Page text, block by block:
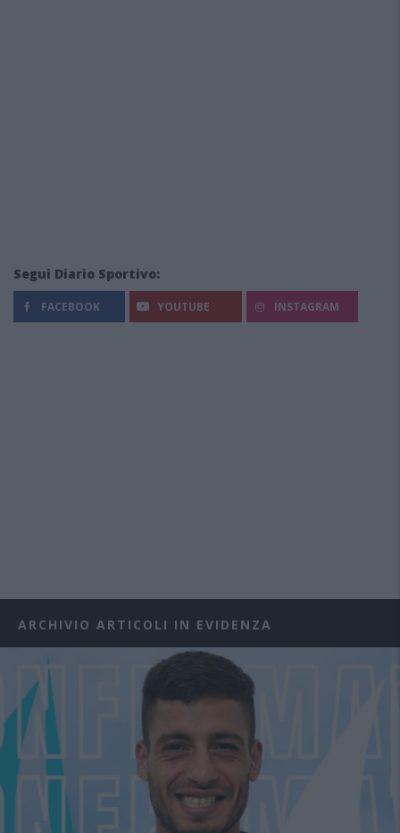
Segui Diario Sportivo:
FACEBOOK YOUTUBE INSTAGRAM
ARCHIVIO ARTICOLI IN EVIDENZA